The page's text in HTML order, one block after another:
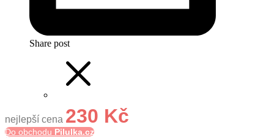
Share post
nejlepší cena 230 Kč
Do obchodu Pilulka.cz